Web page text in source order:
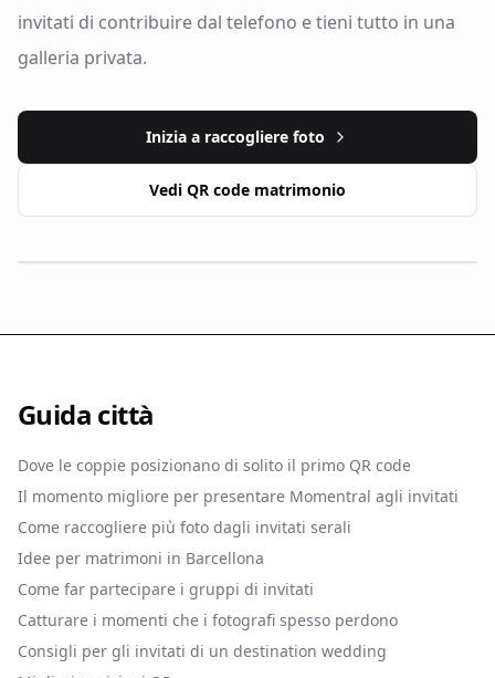
invitati di contribuire dal telefono e tieni tutto in una
galleria privata.
Inizia a raccogliere foto
Vedi QR code matrimonio
Guida città
Dove le coppie posizionano di solito il primo QR code
Il momento migliore per presentare Momentral agli invitati
Come raccogliere più foto dagli invitati serali
Idee per matrimoni in Barcellona
Come far partecipare i gruppi di invitati
Catturare i momenti che i fotografi spesso perdono
Consigli per gli invitati di un destination wedding